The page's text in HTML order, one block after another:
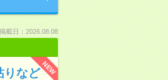
載日：2026.08.08
NEW
りなど